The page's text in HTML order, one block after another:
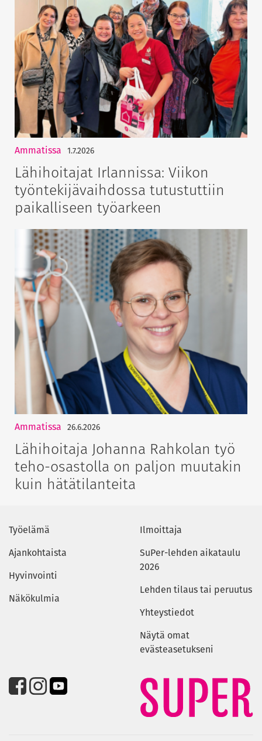
Ammatissa 1.7.2026
Lähihoitajat Irlannissa: Viikon
työntekijävaihdossa tutustuttiin
paikalliseen työarkeen
Ammatissa 26.6.2026
Lähihoitaja Johanna Rahkolan työ
teho-osastolla on paljon muutakin
kuin hätätilanteita
Työelämä
Ajankohtaista
Hyvinvointi
Näkökulmia
Ilmoittaja
SuPer-lehden aikataulu
2026
Lehden tilaus tai peruutus
Yhteystiedot
Näytä omat
evästeasetukseni